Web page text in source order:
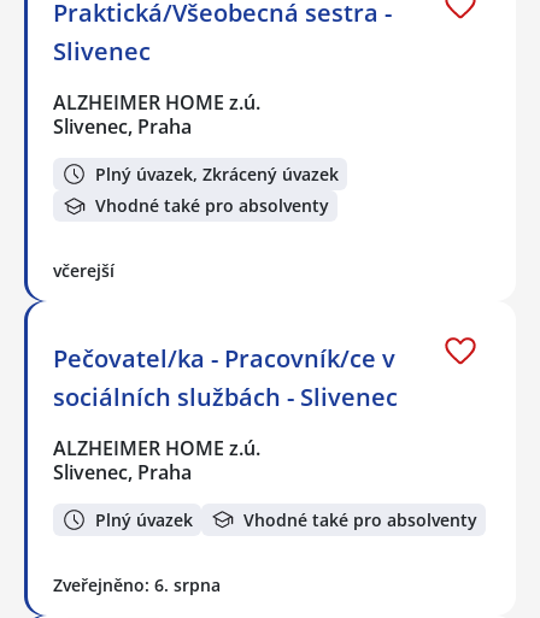
Praktická/Všeobecná sestra -
Slivenec
ALZHEIMER HOME z.ú.
Slivenec, Praha
Plný úvazek, Zkrácený úvazek
Vhodné také pro absolventy
včerejší
Pečovatel/ka - Pracovník/ce v
sociálních službách - Slivenec
ALZHEIMER HOME z.ú.
Slivenec, Praha
Plný úvazek Vhodné také pro absolventy
Zveřejněno: 6. srpna